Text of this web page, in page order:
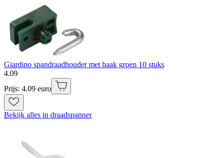
Giardino spandraadhouder met haak groen 10 stuks
4.09
Prijs: 4.09 euro
Bekijk alles in draadspanner